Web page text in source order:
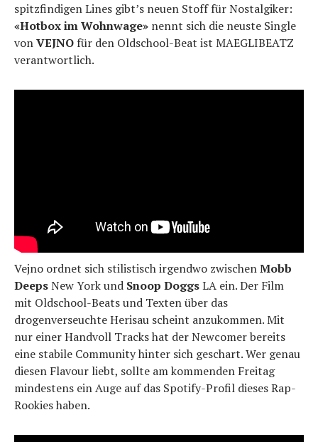
spitzfindigen Lines gibt’s neuen Stoff für Nostalgiker:
«Hotbox im Wohnwage» nennt sich die neuste Single
vonVEJNO für den Oldschool-Beat ist MAEGLIBEATZ
verantwortlich.
Vejno ordnet sich stilistisch irgendwo zwischenMobb
DeepsNew York und Snoop DoggsLA ein. Der Film
mit Oldschool-Beats und Texten über das
drogenverseuchte Herisau scheint anzukommen. Mit
nur einer Handvoll Tracks hat der Newcomer bereits
eine stabile Community hinter sich geschart. Wer genau
diesen Flavour liebt, sollte am kommenden Freitag
mindestens ein Auge auf das Spotify-Profil dieses Rap-
Rookies haben.